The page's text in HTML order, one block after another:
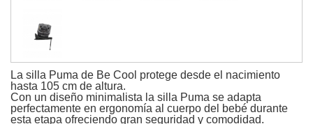
La silla Puma de Be Cool protege desde el nacimiento
hasta 105 cm de altura.
Con un diseño minimalista la silla Puma se adapta
perfectamente en ergonomía al cuerpo del bebé durante
esta etapa ofreciendo gran seguridad y comodidad.